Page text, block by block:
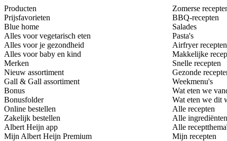
Producten
Prijsfavorieten
Blue home
Alles voor vegetarisch eten
Alles voor je gezondheid
Alles voor baby en kind
Merken
Nieuw assortiment
Gall & Gall assortiment
Bonus
Bonusfolder
Online bestellen
Zakelijk bestellen
Albert Heijn app
Mijn Albert Heijn Premium
Zomerse
BBQ-recepten
Salades
Pasta's
Airfryer recepten
Makkelijke
Snelle recepten
Gezonde
Weekmenu's
Wat eten we
Wat eten we dit
Alle recepten
Alle ingrediënten
Alle
Mijn recepten